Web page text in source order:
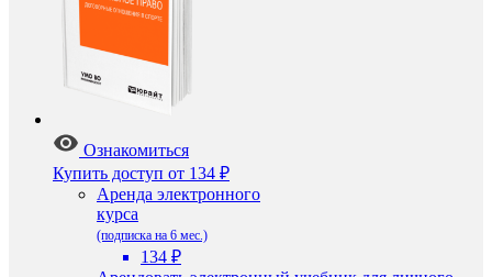
Ознакомиться
Купить доступ от 134 ₽
Аренда электронного
курса
(подписка на 6 мес.)
134 ₽